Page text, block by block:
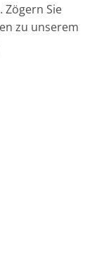
Sie
zu unserem